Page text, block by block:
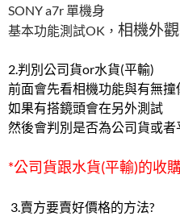
SONY a7r 單機身
基本功能測試OK， 相機外
2.判別公司貨or水貨(平輸)
前面會先看相機功能與有無撞
如果有搭鏡頭會在另外測試
然後會判別是否為公司貨或者
*公司貨跟水貨(平輸)的收
3.賣方要賣好價格的方法?